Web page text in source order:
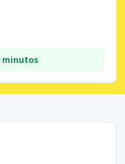
minutos